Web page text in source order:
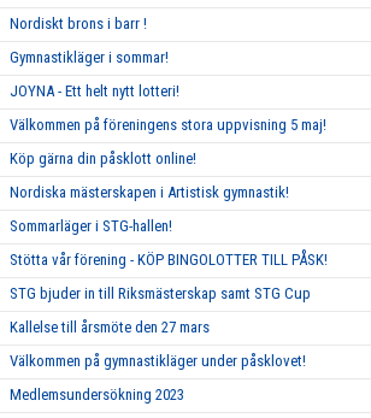
Nordiskt brons i barr !
Gymnastikläger i sommar!
JOYNA - Ett helt nytt lotteri!
Välkommen på föreningens stora uppvisning 5 maj!
Köp gärna din påsklott online!
Nordiska mästerskapen i Artistisk gymnastik!
Sommarläger i STG-hallen!
Stötta vår förening - KÖP BINGOLOTTER TILL PÅSK!
STG bjuder in till Riksmästerskap samt STG Cup
Kallelse till årsmöte den 27 mars
Välkommen på gymnastikläger under påsklovet!
Medlemsundersökning 2023